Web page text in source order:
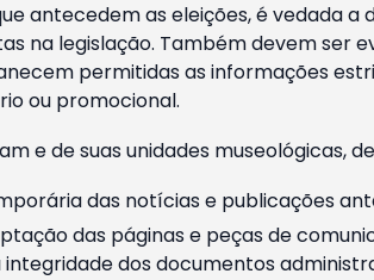
antecedem as eleições, é vedada
na legislação. Também devem ser
permitidas as informações
ou promocional.
e de suas unidades museológicas,
das notícias e publicações
das páginas e peças de
dos documentos